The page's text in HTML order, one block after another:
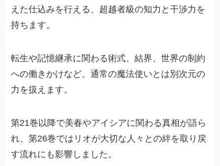
えた仕込みを行える、超越者級の知力と干渉力を
持ちます。
転生や記憶継承に関わる術式、結界、世界の制約
への働きかけなど、通常の魔法使いとは別次元の
力を扱えます。
第21巻以降で美春やアイシアに関わる真相が語ら
れ、第26巻ではリオが大切な人々との絆を取り戻
す流れにも影響しました。